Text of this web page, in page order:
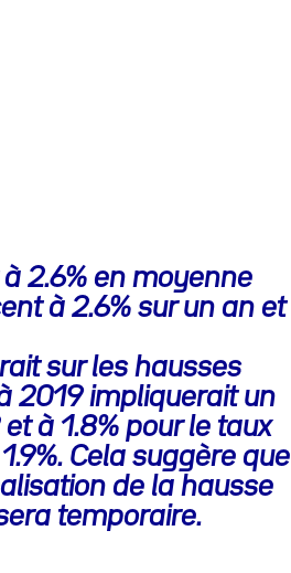
à 2.6% en moyenne
à 2.6% sur un an et
sur les hausses
2019 impliquerait un
à 1.8% pour le taux
Cela suggère que
de la hausse
temporaire.